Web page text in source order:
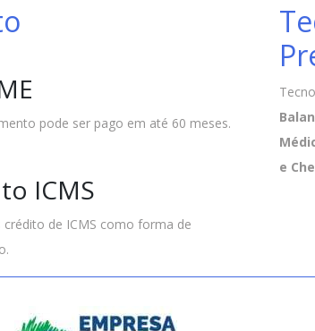
pode ser pago em até 60 meses.
ICMS
crédito de ICMS como forma de
e